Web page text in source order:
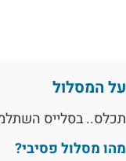
על המסלול
תכלס.. בסלייס
מהו מסלול פסיבי?